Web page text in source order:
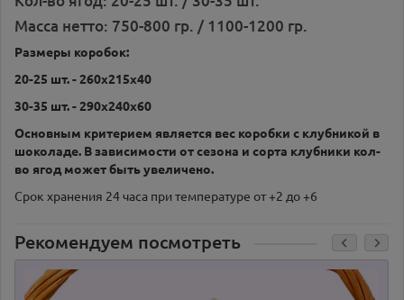
Масса нетто: 750-800 гр. / 1100-1200 гр.
Размеры коробок:
20-25 шт. - 260х215х40
30-35 шт. - 290х240х60
Основным критерием является вес коробки с клубникой в
шоколаде. В зависимости от сезона и сорта клубники кол-
во ягод может быть увеличено.
Срок хранения 24 часа при температуре от +2 до +6
Рекомендуем посмотреть